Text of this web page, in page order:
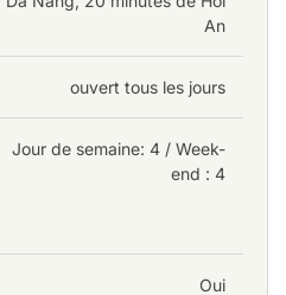
An
ouvert tous les jours
Jour de semaine: 4 / Week-
end : 4
Oui